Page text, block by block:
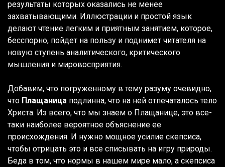
результаты которых оказались не менее
захватывающими. Иллюстрации и простой язык
делают чтение легким и приятным занятием, которое,
бесспорно, пойдет на пользу и поднимет читателя на
новую ступень аналитического, критического
мышления и мировосприятия.
Добавим, что погруженному в тему разуму очевидно,
что Плащаница подлинна, что на ней отпечаталось тело
Христа. Из всего, что мы знаем о Плащанице, это все-
таки наиболее вероятное объяснение ее
происхождения. И нужно мощное усилие скепсиса,
чтобы отрицать это и все списывать на игру природы.
Беда в том, что нормы в нашем мире мало, а скепсиса